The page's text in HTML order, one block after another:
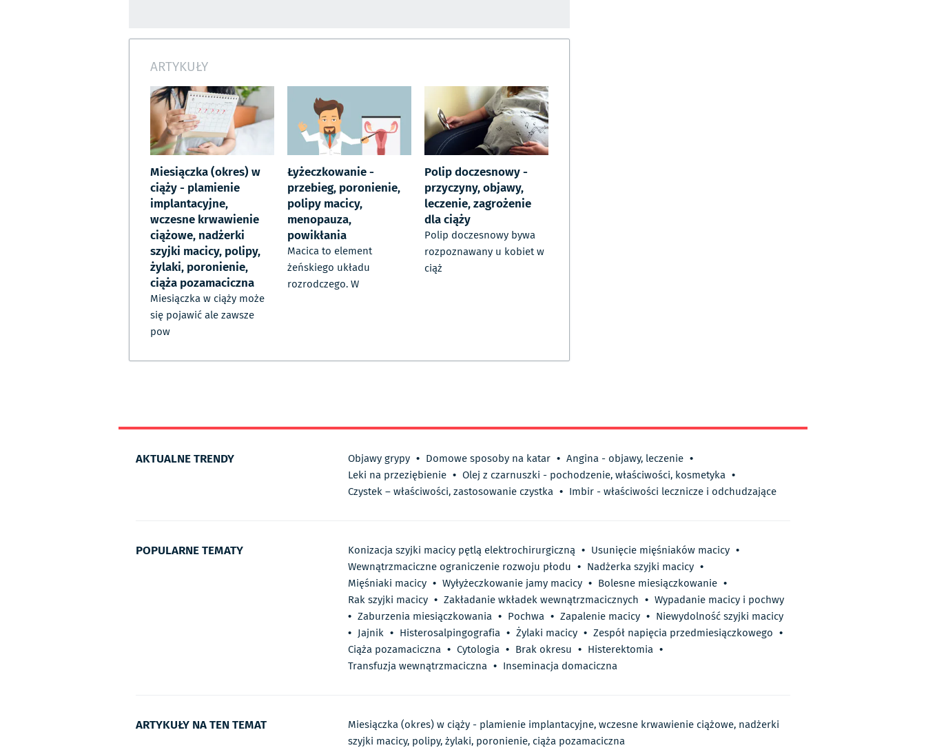
ARTYKUŁY
Miesiączka (okres) w
ciąży - plamienie
implantacyjne,
wczesne krwawienie
ciążowe, nadżerki
szyjki macicy, polipy,
żylaki, poronienie,
ciąża pozamaciczna
Miesiączka w ciąży może
się pojawić ale zawsze
pow
Łyżeczkowanie -
przebieg, poronienie,
polipy macicy,
menopauza,
powikłania
Macica to element
żeńskiego układu
rozrodczego. W
Polip doczesnowy -
przyczyny, objawy,
leczenie, zagrożenie
dla ciąży
Polip doczesnowy bywa
rozpoznawany u kobiet w
ciąż
AKTUALNE TRENDY Objawy grypy • Domowe sposoby na katar • Angina - objawy, leczenie •
Leki na przeziębienie • Olej z czarnuszki - pochodzenie, właściwości, kosmetyka •
Czystek – właściwości, zastosowanie czystka • Imbir - właściwości lecznicze i odchudzające
POPULARNE TEMATY Konizacja szyjki macicy pętlą elektrochirurgiczną • Usunięcie mięśniaków macicy •
Wewnątrzmaciczne ograniczenie rozwoju płodu • Nadżerka szyjki macicy •
Mięśniaki macicy • Wyłyżeczkowanie jamy macicy • Bolesne miesiączkowanie •
Rak szyjki macicy • Zakładanie wkładek wewnątrzmacicznych • Wypadanie macicy i pochwy
• Zaburzenia miesiączkowania • Pochwa • Zapalenie macicy • Niewydolność szyjki macicy
• Jajnik • Histerosalpingografia • Żylaki macicy • Zespół napięcia przedmiesiączkowego •
Ciąża pozamaciczna • Cytologia • Brak okresu • Histerektomia •
Transfuzja wewnątrzmaciczna • Inseminacja domaciczna
ARTYKUŁY NA TEN TEMAT
Miesiączka (okres) w ciąży - plamienie implantacyjne, wczesne krwawienie ciążowe, nadżerki
szyjki macicy, polipy, żylaki, poronienie, ciąża pozamaciczna